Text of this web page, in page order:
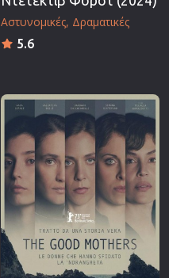
Αστυνομικές Δραματικές
5.6